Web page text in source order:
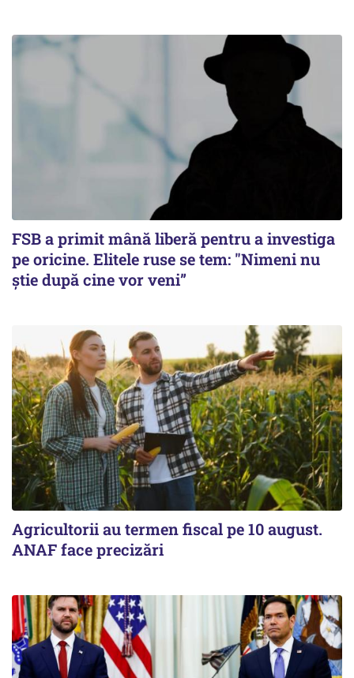
FSB a primit mână liberă pentru a investiga
pe oricine. Elitele ruse se tem: "Nimeni nu
știe după cine vor veni”
Agricultorii au termen fiscal pe 10 august.
ANAF face precizări